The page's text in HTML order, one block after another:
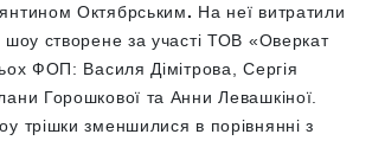
Октябрським. На неї витратили
створене за участі ТОВ «Оверкат
ФОП: Василя Дімітрова, Сергія
Горошкової та Анни Левашкіної.
трішки зменшилися в порівнянні з